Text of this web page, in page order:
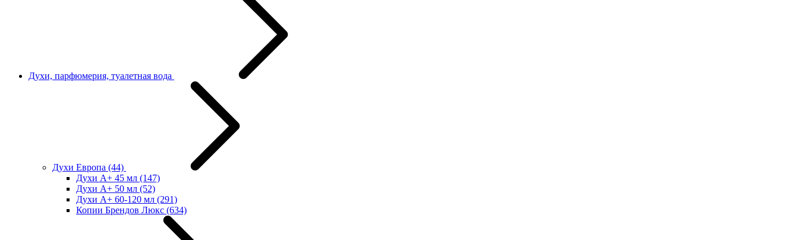
Духи, парфюмерия, туалетная вода
Духи Европа (44)
Духи А+ 45 мл (147)
Духи А+ 50 мл (52)
Духи А+ 60-120 мл (291)
Копии Брендов Люкс (634)